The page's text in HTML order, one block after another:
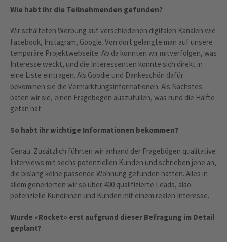
Wie habt ihr die Teilnehmenden gefunden?
Wir schalteten Werbung auf verschiedenen digitalen Kanälen wie
Facebook, Instagram, Google. Von dort gelangte man auf unsere
temporäre Projektwebseite. Ab da konnten wir mitverfolgen, was
Interesse weckt, und die Interessenten konnte sich direkt in
eine Liste eintragen. Als Goodie und Dankeschön dafür
bekommen sie die Vermarktungsinformationen. Als Nächstes
baten wir sie, einen Fragebogen auszufüllen, was rund die Hälfte
getan hat.
So habt ihr wichtige Informationen bekommen?
Genau. Zusätzlich führten wir anhand der Fragebögen qualitative
Interviews mit sechs potenziellen Kunden und schrieben jene an,
die bislang keine passende Wohnung gefunden hatten. Alles in
allem generierten wir so über 400 qualifizierte Leads, also
potenzielle Kundinnen und Kunden mit einem realen Interesse.
Wurde «Rocket» erst aufgrund dieser Befragung im Detail
geplant?